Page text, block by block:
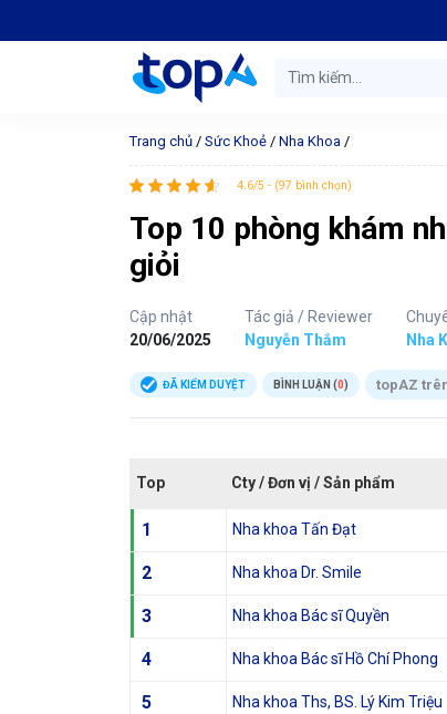
Trang chủ / Sức Khoẻ / Nha Khoa /
4.6/5 - (97 bình chọn)
Top 10 phòng khám
giỏi
Cập nhật
20/06/2025
Tác giả / Reviewer
Nguyễn Thắm
Nha
ĐÃ KIỂM DUYỆT BÌNH LUẬN (0) topAZ
Top Cty / Đơn vị / Sản phẩm
1 Nha khoa Tấn Đạt
2 Nha khoa Dr. Smile
3 Nha khoa Bác sĩ Quyền
4 Nha khoa Bác sĩ Hồ Chí Phong
5 Nha khoa Ths, BS. Lý Kim Triệu